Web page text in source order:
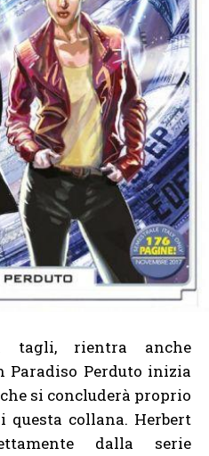
tagli, rientra anche
Paradiso Perduto inizia
si concluderà proprio
questa collana. Herbert
dalla serie